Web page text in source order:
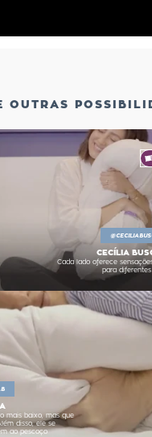
OUTRAS
@
CECÍLIA
Cada lado oferece
para
mais baixo, mas que
disso, ele se
ao pescoço